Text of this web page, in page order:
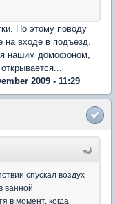
По этому поводу
на входе в подъезд.
нашим домофоном,
2009 - 11:29
спускал воздух
ванной
в момент, когда